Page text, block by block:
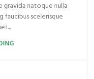
gravida natoque nulla
faucibus scelerisque